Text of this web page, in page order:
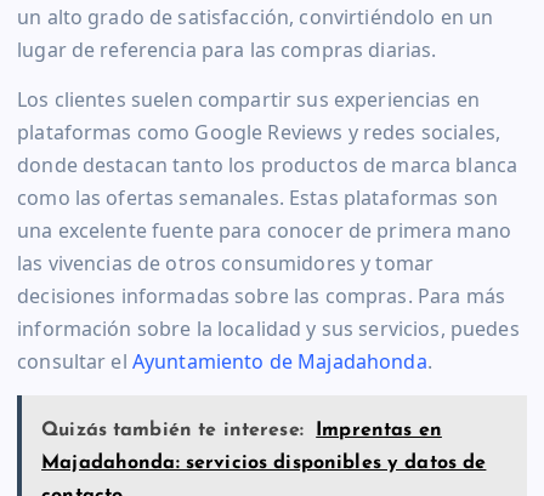
un alto grado de satisfacción, convirtiéndolo en un
lugar de referencia para las compras diarias.
Los clientes suelen compartir sus experiencias en
plataformas como Google Reviews y redes sociales,
donde destacan tanto los productos de marca blanca
como las ofertas semanales. Estas plataformas son
una excelente fuente para conocer de primera mano
las vivencias de otros consumidores y tomar
decisiones informadas sobre las compras. Para más
información sobre la localidad y sus servicios, puedes
consultar el Ayuntamiento de Majadahonda.
Quizás también te interese:
Imprentas en
Majadahonda: servicios disponibles y datos de